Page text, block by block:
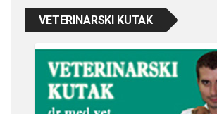
VETERINARSKI KUTAK